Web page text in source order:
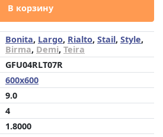
В корзину
Bonita, Largo, Rialto, Stail, Style,
Birma, Demi, Teira
GFU04RLT07R
600x600
9.0
4
1.8000